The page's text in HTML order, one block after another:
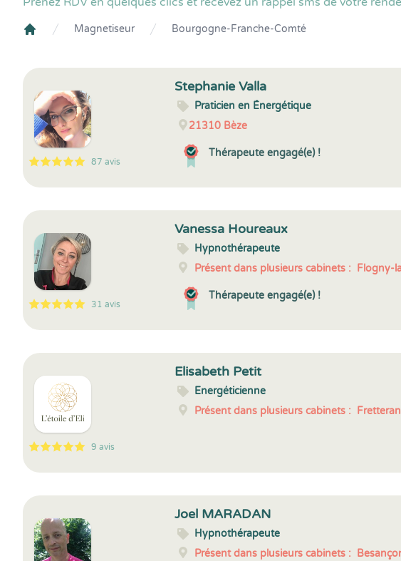
Magnetiseur Bourgogne-Franche-Comté
5
1
5
87 87 avis
Stephanie Valla
Praticien en Énergétique
21310 Bèze
Thérapeute engagé(e) !
5
1
5
31 31 avis
Vanessa Houreaux
Hypnothérapeute
Présent dans plusieurs cabinets : Flogny-
Thérapeute engagé(e) !
5
1
5
9 9 avis
Elisabeth Petit
Energéticienne
Présent dans plusieurs cabinets :
Joel MARADAN
Hypnothérapeute
Présent dans plusieurs cabinets :